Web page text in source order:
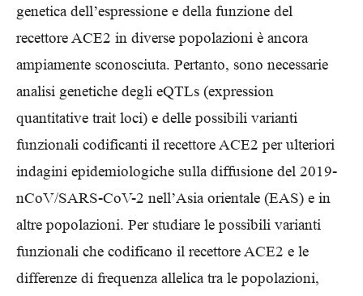
genetica dell’espressione e della funzione del
recettore ACE2 in diverse popolazioni è ancora
ampiamente sconosciuta. Pertanto, sono necessarie
analisi genetiche degli eQTLs (expression
quantitative trait loci) e delle possibili varianti
funzionali codificanti il recettore ACE2 per ulteriori
indagini epidemiologiche sulla diffusione del 2019-
nCoV/SARS-CoV-2 nell’Asia orientale (EAS) e in
altre popolazioni. Per studiare le possibili varianti
funzionali che codificano il recettore ACE2 e le
differenze di frequenza allelica tra le popolazioni,